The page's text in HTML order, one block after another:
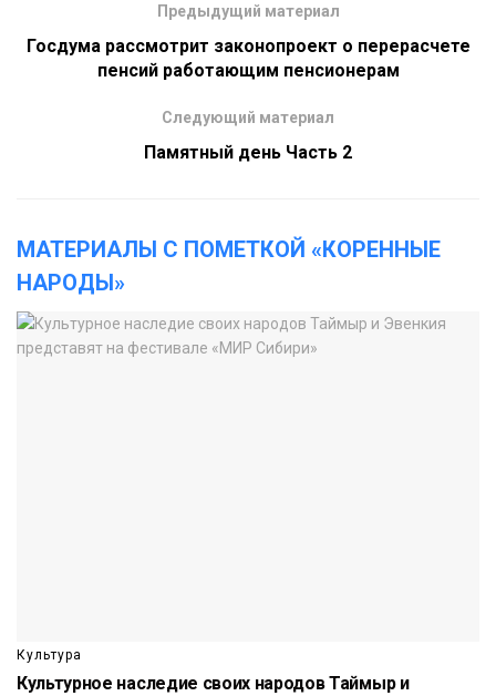
Предыдущий материал
Госдума рассмотрит законопроект о перерасчете
пенсий работающим пенсионерам
Следующий материал
Памятный день Часть 2
МАТЕРИАЛЫ С ПОМЕТКОЙ «КОРЕННЫЕ
НАРОДЫ»
Культура
Культурное наследие своих народов Таймыр и